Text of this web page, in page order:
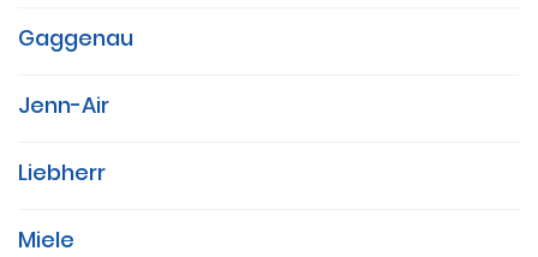
Gaggenau
Jenn-Air
Liebherr
Miele